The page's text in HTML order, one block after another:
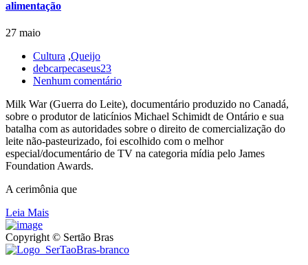
alimentação
27 maio
Cultura ,Queijo
debcarpecaseus23
Nenhum comentário
Milk War (Guerra do Leite), documentário produzido no Canadá,
sobre o produtor de laticínios Michael Schimidt de Ontário e sua
batalha com as autoridades sobre o direito de comercialização do
leite não-pasteurizado, foi escolhido com o melhor
especial/documentário de TV na categoria mídia pelo James
Foundation Awards.
A cerimônia que
Leia Mais
Copyright © Sertão Bras